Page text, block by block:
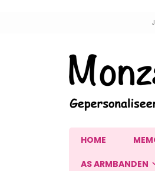
inhoud
HOME
AS ARMBANDEN